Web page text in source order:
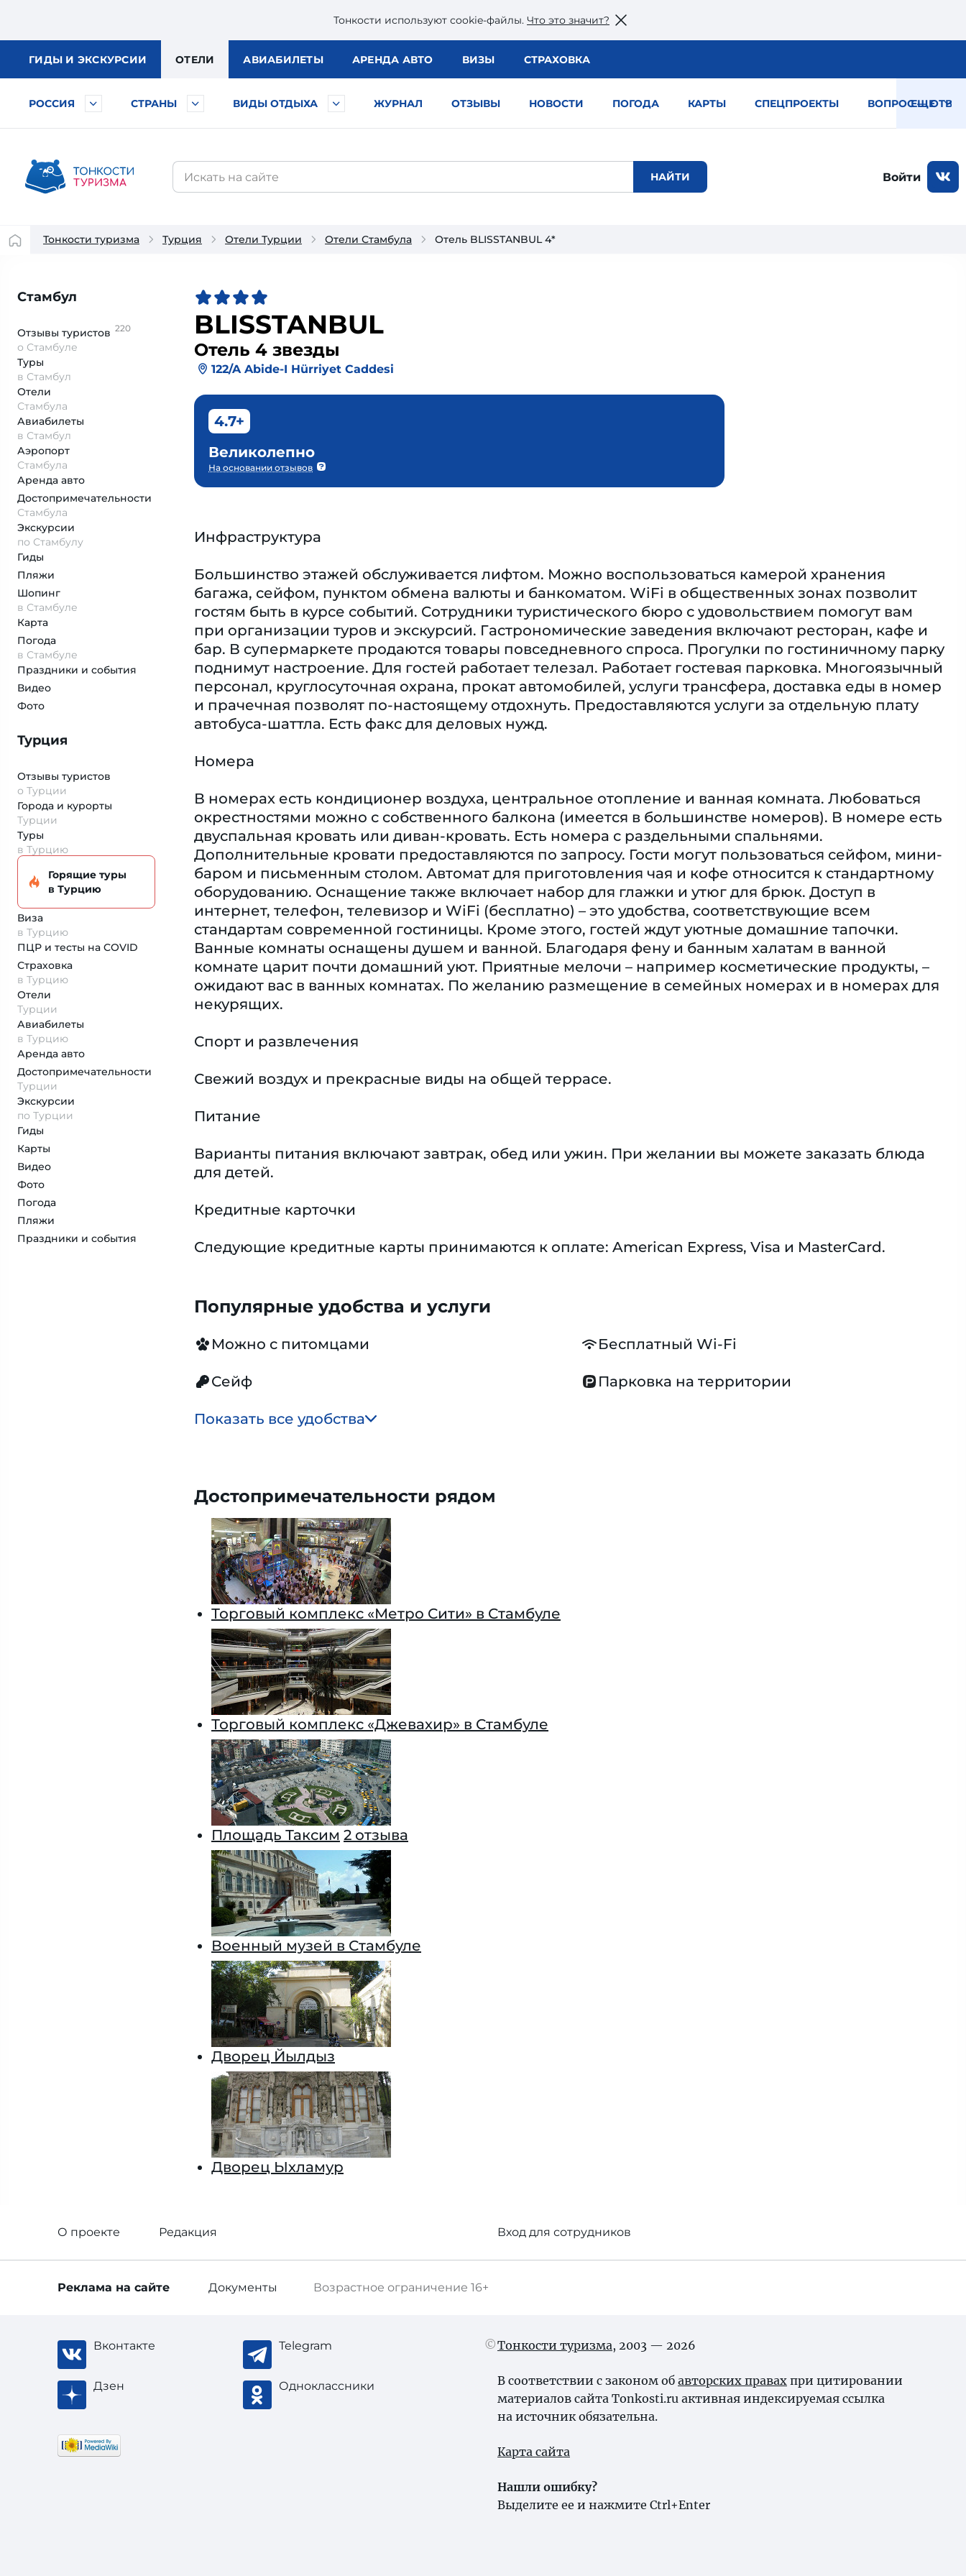
Тонкости используют сookie-файлы. Что это значит?
ГИДЫ И ЭКСКУРСИИ ОТЕЛИ АВИАБИЛЕТЫ АРЕНДА АВТО ВИЗЫ СТРАХОВКА
РОССИЯ СТРАНЫ ВИДЫ ОТДЫХА ЖУРНАЛ ОТЗЫВЫ НОВОСТИ ПОГОДА КАРТЫ СПЕЦПРОЕКТЫ ВОПРОС — ОТВЕТ
ЕЩЕ
Войти
Тонкости туризма Турция Отели Турции Отели Стамбула Отель BLISSTANBUL 4*
Стамбул
Отзывы туристов 220
о Стамбуле
Туры
в Стамбул
Отели
Стамбула
Авиабилеты
в Стамбул
Аэропорт
Стамбула
Аренда авто
Достопримеча­тельности
Стамбула
Экскурсии
по Стамбулу
Гиды
Пляжи
Шопинг
в Стамбуле
Карта
Погода
в Стамбуле
Праздники и события
Видео
Фото
Турция
Отзывы туристов
о Турции
Города и курорты
Турции
Туры
в Турцию
Горящие туры
в Турцию
Виза
в Турцию
ПЦР и тесты на COVID
Страховка
в Турцию
Отели
Турции
Авиабилеты
в Турцию
Аренда авто
Достопримеча­тельности
Турции
Экскурсии
по Турции
Гиды
Карты
Видео
Фото
Погода
Пляжи
Праздники и события
BLISSTANBUL
Отель 4 звезды
122/A Abide-I Hürriyet Caddesi
4.7+
Великолепно
На основании отзывов
Инфраструктура
Большинство этажей обслуживается лифтом. Можно воспользоваться камерой хранения
багажа, сейфом, пунктом обмена валюты и банкоматом. WiFi в общественных зонах позволит
гостям быть в курсе событий. Сотрудники туристического бюро с удовольствием помогут вам
при организации туров и экскурсий. Гастрономические заведения включают ресторан, кафе и
бар. В супермаркете продаются товары повседневного спроса. Прогулки по гостиничному парку
поднимут настроение. Для гостей работает телезал. Работает гостевая парковка. Многоязычный
персонал, круглосуточная охрана, прокат автомобилей, услуги трансфера, доставка еды в номер
и прачечная позволят по-настоящему отдохнуть. Предоставляются услуги за отдельную плату
автобуса-шаттла. Есть факс для деловых нужд.
Номера
В номерах есть кондиционер воздуха, центральное отопление и ванная комната. Любоваться
окрестностями можно с собственного балкона (имеется в большинстве номеров). В номере есть
двуспальная кровать или диван-кровать. Есть номера с раздельными спальнями.
Дополнительные кровати предоставляются по запросу. Гости могут пользоваться сейфом, мини-
баром и письменным столом. Автомат для приготовления чая и кофе относится к стандартному
оборудованию. Оснащение также включает набор для глажки и утюг для брюк. Доступ в
интернет, телефон, телевизор и WiFi (бесплатно) – это удобства, соответствующие всем
стандартам современной гостиницы. Кроме этого, гостей ждут уютные домашние тапочки.
Ванные комнаты оснащены душем и ванной. Благодаря фену и банным халатам в ванной
комнате царит почти домашний уют. Приятные мелочи – например косметические продукты, –
ожидают вас в ванных комнатах. По желанию размещение в семейных номерах и в номерах для
некурящих.
Спорт и развлечения
Свежий воздух и прекрасные виды на общей террасе.
Питание
Варианты питания включают завтрак, обед или ужин. При желании вы можете заказать блюда
для детей.
Кредитные карточки
Следующие кредитные карты принимаются к оплате: American Express, Visa и MasterCard.
Популярные удобства и услуги
Можно с питомцами Бесплатный Wi-Fi
Сейф Парковка на территории
Показать все удобства
Достопримечательности рядом
Торговый комплекс «Метро Сити» в Стамбуле
Торговый комплекс «Джевахир» в Стамбуле
Площадь Таксим 2 отзыва
Военный музей в Стамбуле
Дворец Йылдыз
Дворец Ыхламур
О проекте Редакция Вход для сотрудников
Возрастное ограничение 16+
Реклама на сайте Документы
Вконтакте Telegram
Дзен Одноклассники
Тонкости туризма, 2003 — 2026
В соответствии с законом об авторских правах при цитировании
материалов сайта Tonkosti.ru активная индексируемая ссылка
на источник обязательна.
Карта сайта
Нашли ошибку?
Выделите ее и нажмите Ctrl+Enter